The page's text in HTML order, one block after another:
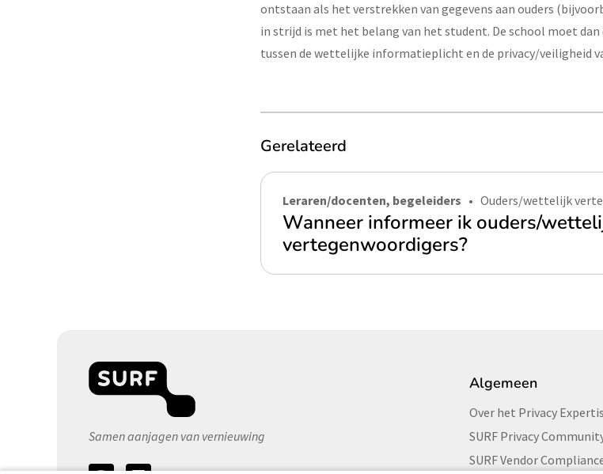
ontstaan als het verstrekken van gegevens aan ouders
in strijd is met het belang van het student. De school moet
tussen de wettelijke informatieplicht en de privacy/veiligheid
Gerelateerd
Leraren/docenten, begeleiders Ouders/wettelijk
Wanneer informeer ik ouders/
vertegenwoordigers?
Samen aanjagen van vernieuwing
Algemeen
Over het Privacy
SURF Privacy
SURF Vendor